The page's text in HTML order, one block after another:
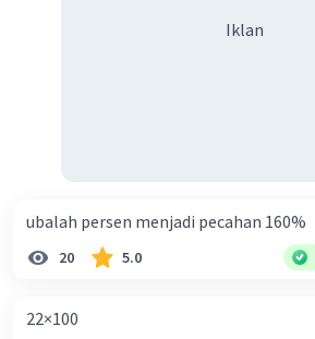
Iklan
ubalah persen menjadi pecahan 160%
20 5.0
22×100